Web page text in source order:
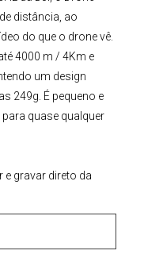
distância, ao
do que o drone vê.
4000 m / 4Km e
um design
249g. É pequeno e
quase qualquer
gravar direto da
vídeo de até 4K
ou raw para edição